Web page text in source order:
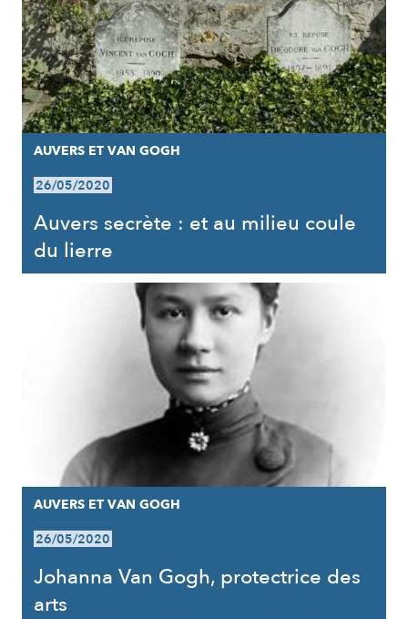
AUVERS ET VAN GOGH
26/05/2020
Auvers secrète : et au milieu coule
du lierre
AUVERS ET VAN GOGH
26/05/2020
Johanna Van Gogh, protectrice des
arts